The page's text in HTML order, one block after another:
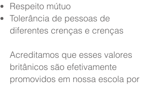
Respeito mútuo
Tolerância de pessoas de
diferentes crenças e crenças
Acreditamos que esses valores
britânicos são efetivamente
promovidos em nossa escola por